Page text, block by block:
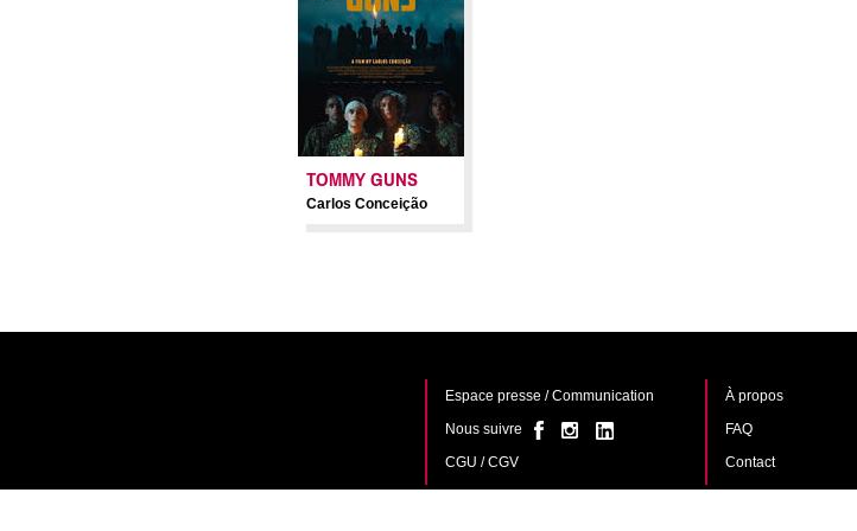
TOMMY GUNS
Carlos Conceição
Espace presse / Communication
Nous suivre
CGU / CGV
À propos
FAQ
Contact